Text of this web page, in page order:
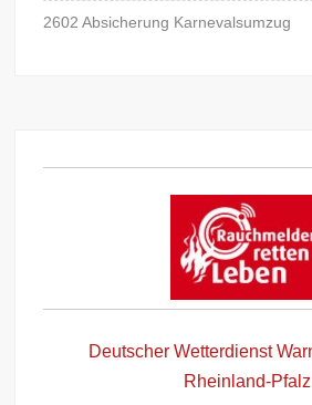
2602 Absicherung Karnevalsumzug
Deutscher Wetterdienst
Rheinland-Pfalz